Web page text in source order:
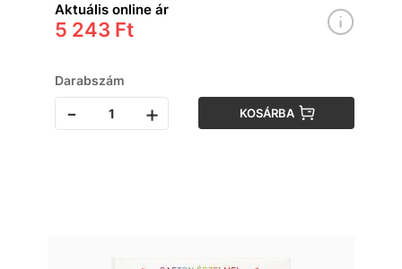
Aktuális online ár
5 243 Ft
Darabszám
- + KOSÁRBA